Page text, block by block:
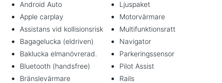
Android Auto
Apple carplay
Assistans vid kollisionsrisk
Bagagelucka (eldriven)
Baklucka elmanövrerad.
Bluetooth (handsfree)
Bränslevärmare
Ljuspaket
Motorvärmare
Multifunktionsratt
Navigator
Parkeringssensor
Pilot Assist
Rails